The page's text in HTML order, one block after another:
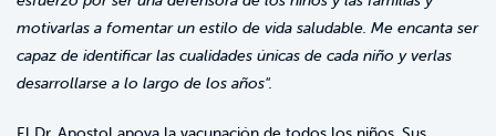
motivarlas a fomentar un estilo de vida saludable. Me encanta ser
capaz de identificar las cualidades únicas de cada niño y verlas
desarrollarse a lo largo de los años".